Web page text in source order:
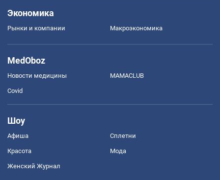
Экономика
Рынки и компании Mакроэкономика
MedOboz
Новости медицины MAMACLUB
Covid
Шоу
Афиша Сплетни
Красота Мода
Женский Журнал